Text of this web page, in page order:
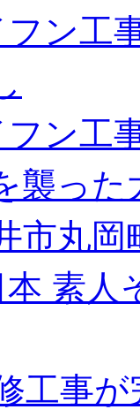
ン工
ン工
襲っ
市丸岡
素人
工事